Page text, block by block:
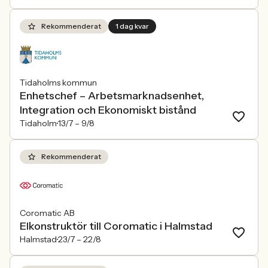
Rekommenderat 1 dag kvar
Tidaholms kommun
Enhetschef – Arbetsmarknadsenhet,
Integration och Ekonomiskt bistånd
Tidaholm13/7 – 9/8
Rekommenderat
Coromatic AB
Elkonstruktör till Coromatic i Halmstad
Halmstad23/7 – 22/8